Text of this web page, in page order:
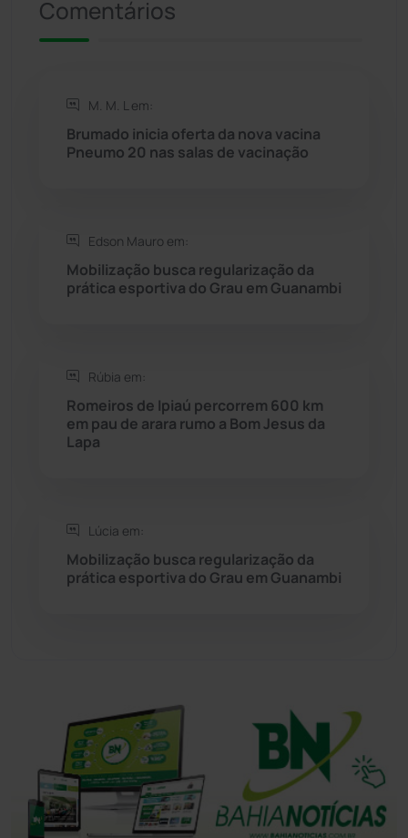
Rio de Contas
Rio do Antônio
Rio do Pires
Seabra
Sebastião Laranjeiras (96)
Tanhaçu
Comentários
M. M. L em:
Brumado inicia oferta da nova vacina
Pneumo 20 nas salas de vacinação
Edson Mauro em:
Mobilização busca regularização da
prática esportiva do Grau em Guanambi
Rúbia em:
Romeiros de Ipiaú percorrem 600 km
em pau de arara rumo a Bom Jesus da
Lapa
Lúcia em:
Mobilização busca regularização da
prática esportiva do Grau em Guanambi